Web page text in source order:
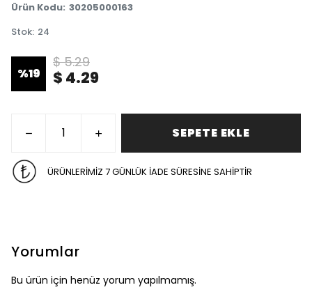
Ürün Kodu: 30205000163
Stok: 24
%19
$ 5.29
$ 4.29
SEPETE EKLE
ÜRÜNLERİMİZ 7 GÜNLÜK İADE SÜRESİNE SAHİPTİR
Yorumlar
Bu ürün için henüz yorum yapılmamış.